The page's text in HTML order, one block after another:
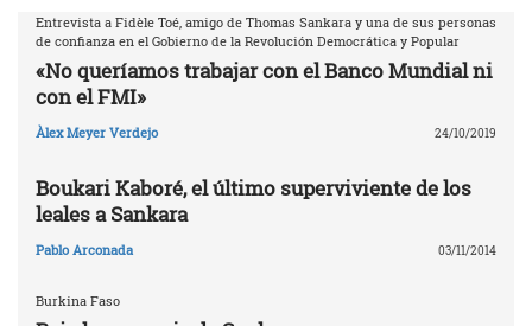
Entrevista a Fidèle Toé, amigo de Thomas Sankara y una de sus personas
de confianza en el Gobierno de la Revolución Democrática y Popular
«No queríamos trabajar con el Banco Mundial ni
con el FMI»
Àlex Meyer Verdejo 24/10/2019
Boukari Kaboré, el último superviviente de los
leales a Sankara
Pablo Arconada 03/11/2014
Burkina Faso